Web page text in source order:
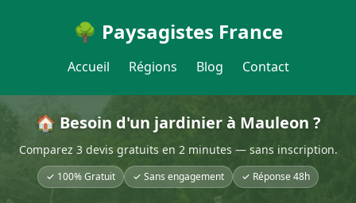
🌳 Paysagistes France
Accueil Régions Blog Contact
🏠 Besoin d'un jardinier à Mauleon ?
Comparez 3 devis gratuits en 2 minutes — sans inscription.
✓ 100% Gratuit ✓ Sans engagement ✓ Réponse 48h